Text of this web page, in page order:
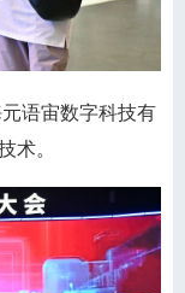
语宙数字科技有
术。